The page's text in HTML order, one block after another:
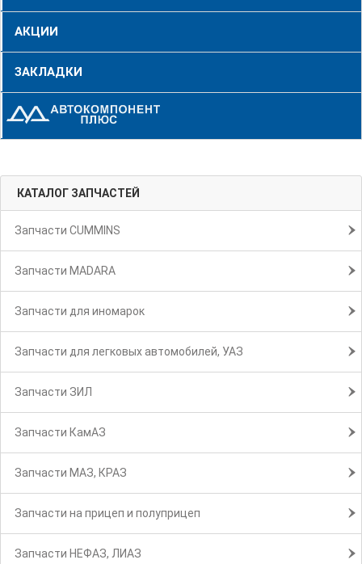
АКЦИИ
ЗАКЛАДКИ
КАТАЛОГ ЗАПЧАСТЕЙ
Запчасти CUMMINS
Запчасти MADARA
Запчасти для иномарок
Запчасти для легковых автомобилей, УАЗ
Запчасти ЗИЛ
Запчасти КамАЗ
Запчасти МАЗ, КРАЗ
Запчасти на прицеп и полуприцеп
Запчасти НЕФАЗ, ЛИАЗ